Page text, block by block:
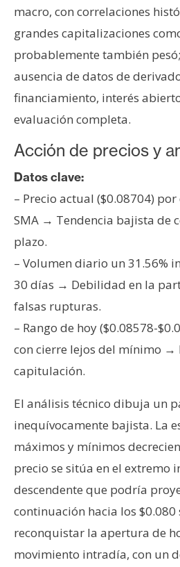
macro, con correlaciones
grandes capitalizaciones
probablemente también
ausencia de datos de
financiamiento, interés
evaluación completa.
Acción de precios y
Datos clave:
– Precio actual ($0.08704)
SMA → Tendencia bajista de
plazo.
– Volumen diario un 31.56%
30 días → Debilidad en la
falsas rupturas.
– Rango de hoy ($0.08578-
con cierre lejos del mínimo →
capitulación.
El análisis técnico dibuja un
inequívocamente bajista. La
máximos y mínimos
precio se sitúa en el extremo
descendente que podría
continuación hacia los $0.080
reconquistar la apertura de
movimiento intradía, con un